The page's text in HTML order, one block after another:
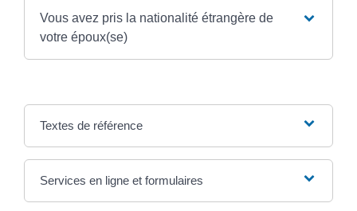
Vous avez pris la nationalité étrangère de
votre époux(se)
Textes de référence
Services en ligne et formulaires